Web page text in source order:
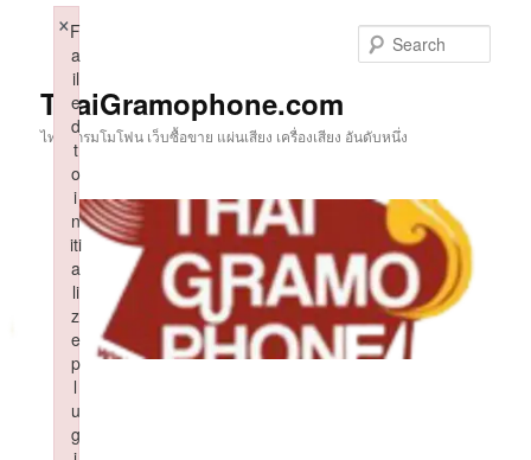
ThaiGramophone.com
ไทยแกรมโมโฟน เว็บซื้อขาย แผ่นเสียง เครื่องเสียง อันดับหนึ่ง
F
a
il
e
d
t
o
i
n
iti
a
li
z
e
p
l
u
g
×